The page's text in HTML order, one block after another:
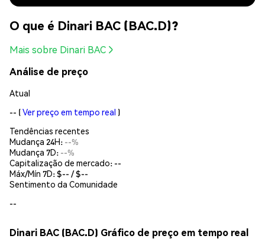
O que é Dinari BAC (BAC.D)?
Mais sobre Dinari BAC
Análise de preço
Atual
-- (Ver preço em tempo real )
Tendências recentes
Mudança 24H: --%
Mudança 7D: --%
Capitalização de mercado: --
Máx/Mín 7D: $-- / $--
Sentimento da Comunidade
--
Dinari BAC (BAC.D) Gráfico de preço em tempo real